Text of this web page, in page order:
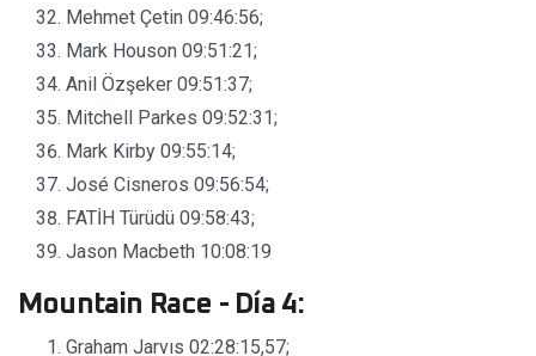
Mehmet Çetin 09:46:56;
Mark Houson 09:51:21;
Anil Özşeker 09:51:37;
Mitchell Parkes 09:52:31;
Mark Kirby 09:55:14;
José Cisneros 09:56:54;
FATİH Türüdü 09:58:43;
Jason Macbeth 10:08:19
Mountain Race - Día 4:
Graham Jarvıs 02:28:15,57;